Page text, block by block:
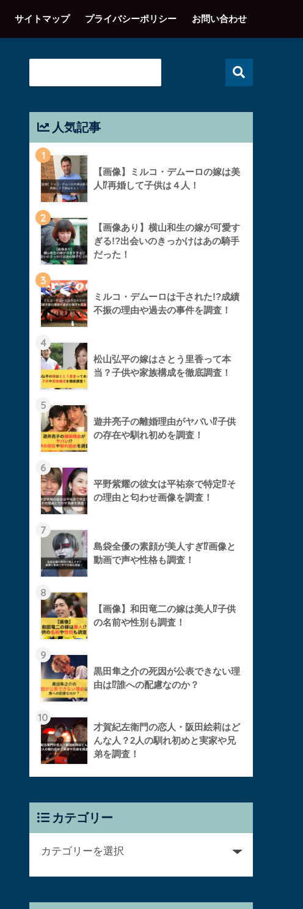
サイトマップ プライバシーポリシー お問い合わせ
人気記事
1
【画像】ミルコ・デムーロの嫁は美
人⁉︎再婚して子供は４人！
2
【画像あり】横山和生の嫁が可愛す
ぎる!?出会いのきっかけはあの騎手
だった！
3
ミルコ・デムーロは干された!?成績
不振の理由や過去の事件を調査！
4
松山弘平の嫁はさとう里香って本
当？子供や家族構成を徹底調査！
5
遊井亮子の離婚理由がヤバい⁉︎子供
の存在や馴れ初めを調査！
6
平野紫耀の彼女は平祐奈で特定⁉︎そ
の理由と匂わせ画像を調査！
7
島袋全優の素顔が美人すぎ⁉︎画像と
動画で声や性格も調査！
8
【画像】和田竜二の嫁は美人⁉︎子供
の名前や性別も調査！
9
黒田隼之介の死因が公表できない理
由は⁉︎誰への配慮なのか？
10
才賀紀左衛門の恋人・阪田絵莉はど
んな人？2人の馴れ初めと実家や兄
弟を調査！
カテゴリー